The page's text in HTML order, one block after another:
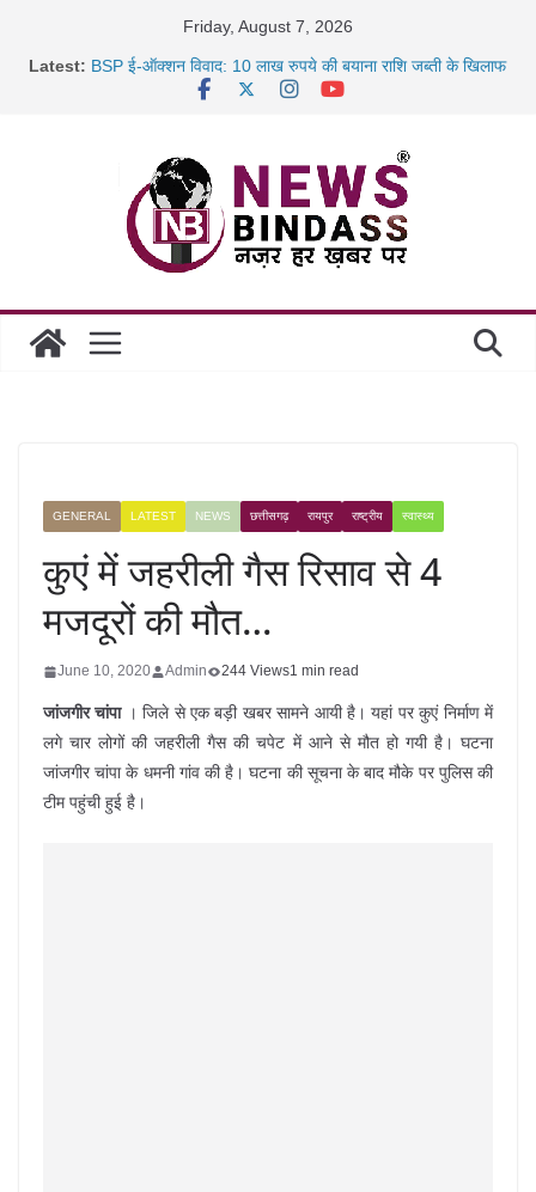
Friday, August 7, 2026
Latest: BSP ई-ऑक्शन विवाद: 10 लाख रुपये की बयाना राशि जब्ती के खिलाफ
साइबर ठगी पर दुर्ग पुलिस का बड़ा एक्शन: 13 म्यूल बैंक खाताधारक
गिरफ्तार
GENERAL LATEST NEWS छत्तीसगढ़ रायपुर राष्ट्रीय स्वास्थ्य
कुएं में जहरीली गैस रिसाव से 4
मजदूरों की मौत…
June 10, 2020 Admin 244 Views1 min read
जांजगीर चांपा। जिले से एक बड़ी खबर सामने आयी है। यहां पर कुएं निर्माण में
लगे चार लोगों की जहरीली गैस की चपेट में आने से मौत हो गयी है। घटना
जांजगीर चांपा के धमनी गांव की है। घटना की सूचना के बाद मौके पर पुलिस की
टीम पहुंची हुई है।